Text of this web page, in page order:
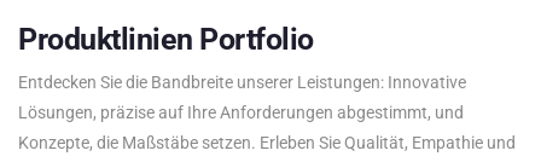
Produktlinien Portfolio
Entdecken Sie die Bandbreite unserer Leistungen: Innovative
Lösungen, präzise auf Ihre Anforderungen abgestimmt, und
Konzepte, die Maßstäbe setzen. Erleben Sie Qualität, Empathie und